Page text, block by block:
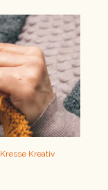
Kresse Kreativ